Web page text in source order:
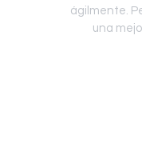
ágilmente.
una